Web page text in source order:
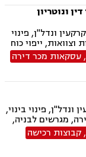
ונוטריון
ונדל"ן, פינוי
ייפוי כוח
מתמשך, מיסוי נדל"ן, תמ"א 38, הסכמי ממון,
עסקאות מכר דירה
פינוי בינוי,
מגרשים לבניה,
נדל"ן
השבחה, מיסוי
מתמשך
קבוצות רכישה